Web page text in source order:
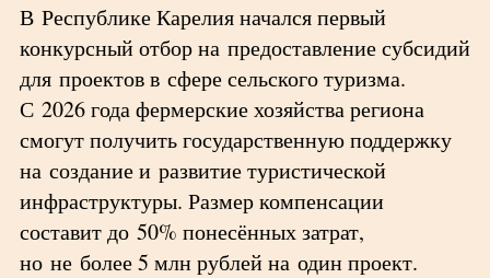
В Республике Карелия начался первый
конкурсный отбор на предоставление субсидий
для проектов в сфере сельского туризма.
С 2026 года фермерские хозяйства региона
смогут получить государственную поддержку
на создание и развитие туристической
инфраструктуры. Размер компенсации
составит до 50% понесённых затрат,
но не более 5 млн рублей на один проект.